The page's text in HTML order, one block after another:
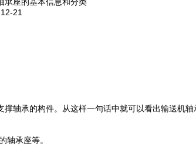
21
轴承的构件。从这样一句话中就可以看出输送机
承座等。